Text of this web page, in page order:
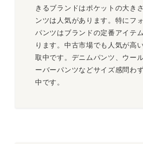
きるブランドはポケットの大き
ンツは人気があります。特にフ
パンツはブランドの定番アイテ
ります。中古市場でも人気が高
取中です。デニムパンツ、ウー
ーバーパンツなどサイズ感問わ
中です。